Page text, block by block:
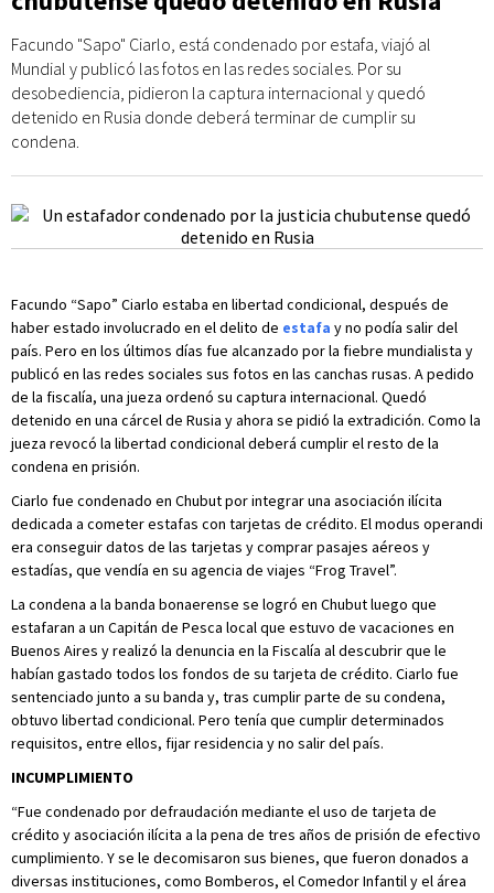
Facundo "Sapo" Ciarlo, está condenado por estafa, viajó al
Mundial y publicó las fotos en las redes sociales. Por su
desobediencia, pidieron la captura internacional y quedó
detenido en Rusia donde deberá terminar de cumplir su
condena.
Facundo “Sapo” Ciarlo estaba en libertad condicional, después de
haber estado involucrado en el delito de estafa y no podía salir del
país. Pero en los últimos días fue alcanzado por la fiebre mundialista y
publicó en las redes sociales sus fotos en las canchas rusas. A pedido
de la fiscalía, una jueza ordenó su captura internacional. Quedó
detenido en una cárcel de Rusia y ahora se pidió la extradición. Como la
jueza revocó la libertad condicional deberá cumplir el resto de la
condena en prisión.
Ciarlo fue condenado en Chubut por integrar una asociación ilícita
dedicada a cometer estafas con tarjetas de crédito. El modus operandi
era conseguir datos de las tarjetas y comprar pasajes aéreos y
estadías, que vendía en su agencia de viajes “Frog Travel”.
La condena a la banda bonaerense se logró en Chubut luego que
estafaran a un Capitán de Pesca local que estuvo de vacaciones en
Buenos Aires y realizó la denuncia en la Fiscalía al descubrir que le
habían gastado todos los fondos de su tarjeta de crédito. Ciarlo fue
sentenciado junto a su banda y, tras cumplir parte de su condena,
obtuvo libertad condicional. Pero tenía que cumplir determinados
requisitos, entre ellos, fijar residencia y no salir del país.
INCUMPLIMIENTO
“Fue condenado por defraudación mediante el uso de tarjeta de
crédito y asociación ilícita a la pena de tres años de prisión de efectivo
cumplimiento. Y se le decomisaron sus bienes, que fueron donados a
diversas instituciones, como Bomberos, el Comedor Infantil y el área